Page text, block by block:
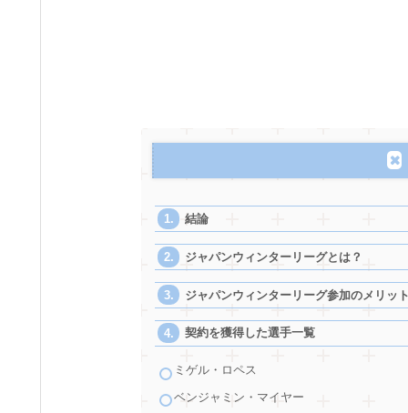
結論
ジャパンウィンターリーグとは？
ジャパンウィンターリーグ参加のメリッ
契約を獲得した選手一覧
ミゲル・ロペス
ベンジャミン・マイヤー